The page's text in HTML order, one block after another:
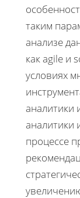
таким
анализе
как agile и
условиях
аналитики
аналитики
процессе